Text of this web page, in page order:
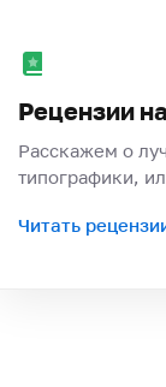
Рецензии
Расскажем о
типографики,
Читать